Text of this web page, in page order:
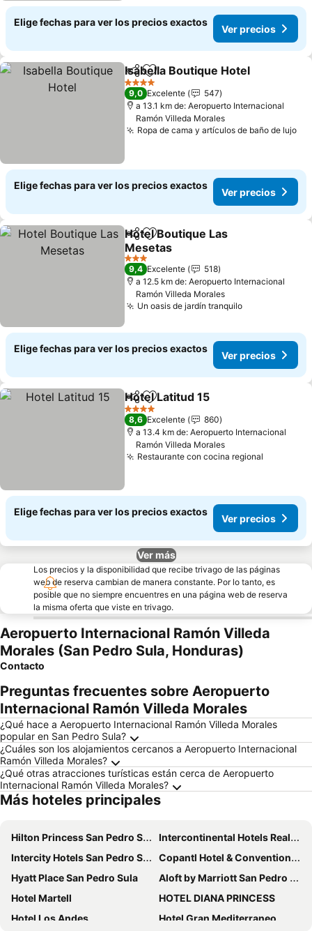
Elige fechas para ver los precios exactos
Ver precios
CompartirAgregar a favoritos
Isabella Boutique Hotel
4 Estrellas
9,0 Excelente
547
a 13.1 km de: Aeropuerto Internacional
Ramón Villeda Morales
Ropa de cama y artículos de baño de lujo
Elige fechas para ver los precios exactos
Ver precios
CompartirAgregar a favoritos
Hotel Boutique Las
Mesetas
3 Estrellas
9,4 Excelente
518
a 12.5 km de: Aeropuerto Internacional
Ramón Villeda Morales
Un oasis de jardín tranquilo
Elige fechas para ver los precios exactos
Ver precios
CompartirAgregar a favoritos
Hotel Latitud 15
4 Estrellas
8,6 Excelente
860
a 13.4 km de: Aeropuerto Internacional
Ramón Villeda Morales
Restaurante con cocina regional
Elige fechas para ver los precios exactos
Ver precios
Ver más
Los precios y la disponibilidad que recibe trivago de las páginas
web de reserva cambian de manera constante. Por lo tanto, es
posible que no siempre encuentres en una página web de reserva
la misma oferta que viste en trivago.
Aeropuerto Internacional Ramón Villeda
Morales (San Pedro Sula, Honduras)
Contacto
Preguntas frecuentes sobre Aeropuerto
Internacional Ramón Villeda Morales
¿Qué hace a Aeropuerto Internacional Ramón Villeda Morales
popular en San Pedro Sula?
¿Cuáles son los alojamientos cercanos a Aeropuerto Internacional
Ramón Villeda Morales?
¿Qué otras atracciones turísticas están cerca de Aeropuerto
Internacional Ramón Villeda Morales?
Más hoteles principales
Hilton Princess San Pedro Sula
Intercontinental Hotels Real San Pedro Sula By Ihg
Intercity Hotels San Pedro Sula
Copantl Hotel & Convention Center
Hyatt Place San Pedro Sula
Aloft by Marriott San Pedro Sula
Hotel Martell
HOTEL DIANA PRINCESS
Hotel Los Andes
Hotel Gran Mediterraneo